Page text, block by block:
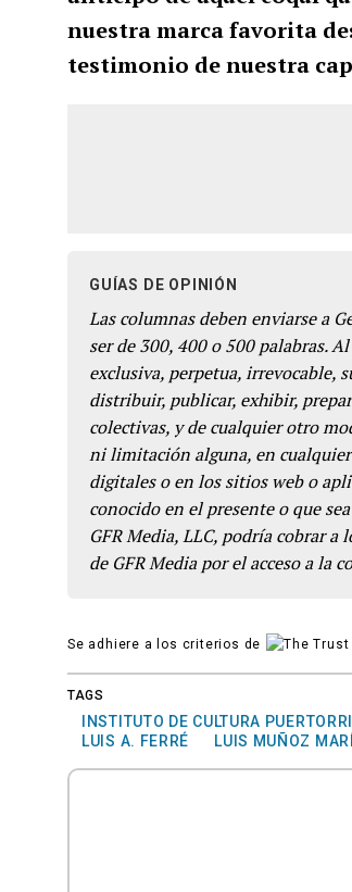
nuestra marca favorita
testimonio de nuestra
GUÍAS DE OPINIÓN
Las columnas deben enviarse a
ser de 300, 400 o 500 palabras.
exclusiva, perpetua, irrevocable,
distribuir, publicar, exhibir,
colectivas, y de cualquier otro
ni limitación alguna, en
digitales o en los sitios web o
conocido en el presente o que
GFR Media, LLC, podría cobrar
de GFR Media por el acceso a la
Se adhiere a los criterios de
TAGS
INSTITUTO DE CULTURA
LUIS A. FERRÉ
LUIS MUÑOZ